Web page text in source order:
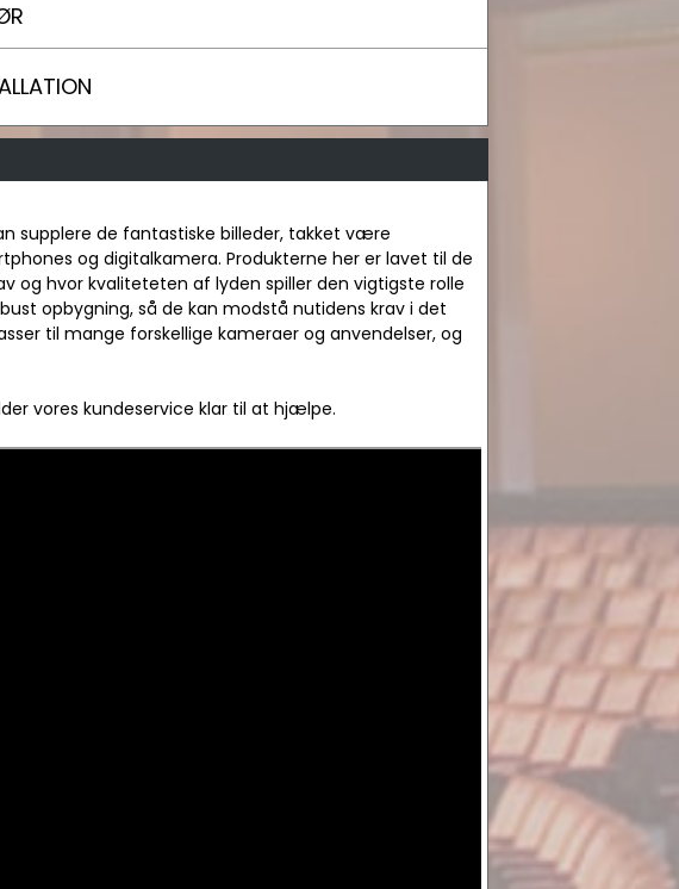
supplere de fantastiske billeder, takket være
og digitalkamera. Produkterne her er lavet til de
og hvor kvaliteteten af lyden spiller den vigtigste rolle
opbygning, så de kan modstå nutidens krav i det
til mange forskellige kameraer og anvendelser, og
vores kundeservice klar til at hjælpe.